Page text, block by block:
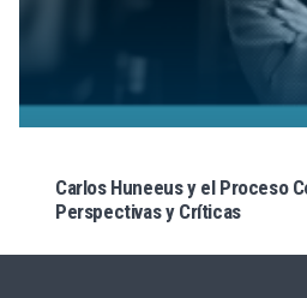
Carlos Huneeus y el Proceso
Perspectivas y Críticas